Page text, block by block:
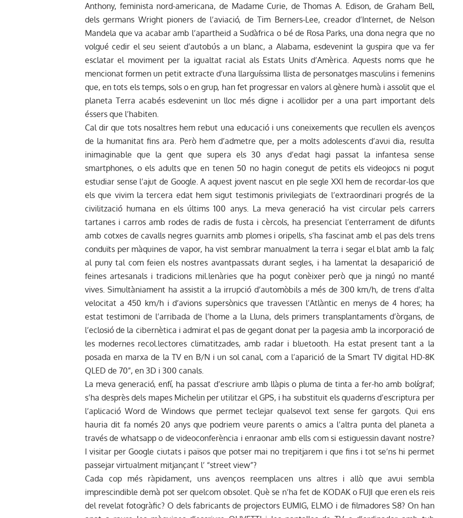
Anthony, feminista nord-americana, de Madame Curie, de Thomas A. Edison, de Graham Bell,
dels germans Wright pioners de l’aviació, de Tim Berners-Lee, creador d’Internet, de Nelson
Mandela que va acabar amb l’apartheid a Sudàfrica o bé de Rosa Parks, una dona negra que no
volgué cedir el seu seient d’autobús a un blanc, a Alabama, esdevenint la guspira que va fer
esclatar el moviment per la igualtat racial als Estats Units d’Amèrica. Aquests noms que he
mencionat formen un petit extracte d’una llarguíssima llista de personatges masculins i femenins
que, en tots els temps, sols o en grup, han fet progressar en valors al gènere humà i assolit que el
planeta Terra acabés esdevenint un lloc més digne i acollidor per a una part important dels
éssers que l’habiten.
Cal dir que tots nosaltres hem rebut una educació i uns coneixements que recullen els avenços
de la humanitat fins ara. Però hem d’admetre que, per a molts adolescents d’avui dia, resulta
inimaginable que la gent que supera els 30 anys d’edat hagi passat la infantesa sense
smartphones, o els adults que en tenen 50 no hagin conegut de petits els videojocs ni pogut
estudiar sense l’ajut de Google. A aquest jovent nascut en ple segle XXI hem de recordar-los que
els que vivim la tercera edat hem sigut testimonis privilegiats de l’extraordinari progrés de la
civilització humana en els últims 100 anys. La meva generació ha vist circular pels carrers
tartanes i carros amb rodes de radis de fusta i cèrcols, ha presenciat l’enterrament de difunts
amb cotxes de cavalls negres guarnits amb plomes i oripells, s’ha fascinat amb el pas dels trens
conduïts per màquines de vapor, ha vist sembrar manualment la terra i segar el blat amb la falç
al puny tal com feien els nostres avantpassats durant segles, i ha lamentat la desaparició de
feines artesanals i tradicions mil.lenàries que ha pogut conèixer però que ja ningú no manté
vives. Simultàniament ha assistit a la irrupció d’automòbils a més de 300 km/h, de trens d’alta
velocitat a 450 km/h i d’avions supersònics que travessen l’Atlàntic en menys de 4 hores; ha
estat testimoni de l’arribada de l’home a la Lluna, dels primers transplantaments d’òrgans, de
l’eclosió de la cibernètica i admirat el pas de gegant donat per la pagesia amb la incorporació de
les modernes recol.lectores climatitzades, amb radar i bluetooth. Ha estat present tant a la
posada en marxa de la TV en B/N i un sol canal, com a l’aparició de la Smart TV digital HD-8K
QLED de 70”, en 3D i 300 canals.
La meva generació, enfí, ha passat d’escriure amb llàpis o pluma de tinta a fer-ho amb bolígraf;
s’ha desprès dels mapes Michelin per utilitzar el GPS, i ha substituit els quaderns d’escriptura per
l’aplicació Word de Windows que permet teclejar qualsevol text sense fer gargots. Qui ens
hauria dit fa només 20 anys que podriem veure parents o amics a l’altra punta del planeta a
través de whatsapp o de videoconferència i enraonar amb ells com si estiguessin davant nostre?
I visitar per Google ciutats i països que potser mai no trepitjarem i que fins i tot se’ns hi permet
passejar virtualment mitjançant l’ “street view”?
Cada cop més ràpidament, uns avenços reemplacen uns altres i allò que avui sembla
imprescindible demà pot ser quelcom obsolet. Què se n’ha fet de KODAK o FUJI que eren els reis
del revelat fotogràfic? O dels fabricants de projectors EUMIG, ELMO i de filmadores S8? On han